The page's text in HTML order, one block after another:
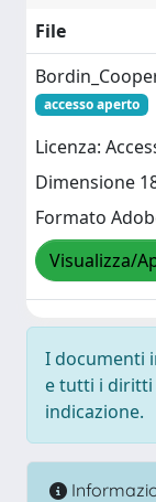
File
accesso aperto
Licenza:
Dimensione
Formato
Visualizza/
I documenti
e tutti i diritti
indicazione.